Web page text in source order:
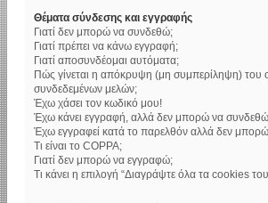
Θέματα σύνδεσης και εγγραφής
Γιατί δεν μπορώ να συνδεθώ;
Γιατί πρέπει να κάνω εγγραφή;
Γιατί αποσυνδέομαι αυτόματα;
Πώς γίνεται η απόκρυψη (μη συμπερίληψη) του
συνδεδεμένων μελών;
Έχω χάσει τον κωδικό μου!
Έχω κάνει εγγραφή, αλλά δεν μπορώ να
Έχω εγγραφεί κατά το παρελθόν αλλά δεν
Τι είναι το COPPA;
Γιατί δεν μπορώ να εγγραφώ;
Τι κάνει η επιλογή “Διαγράψτε όλα τα cookies